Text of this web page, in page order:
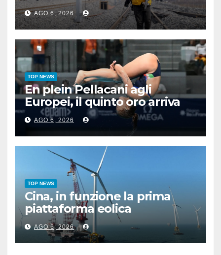
zona permafrost
AGO 6, 2026
TOP NEWS
En plein Pellacani agli
Europei, il quinto oro arriva
nel sincro con Pizzini
AGO 6, 2026
TOP NEWS
Cina, in funzione la prima
piattaforma eolica
galleggiante da 16 MW
AGO 6, 2026